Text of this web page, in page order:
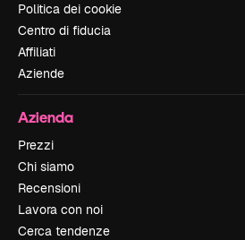
Politica dei cookie
Centro di fiducia
Affiliati
Aziende
Azienda
Prezzi
Chi siamo
Recensioni
Lavora con noi
Cerca tendenze